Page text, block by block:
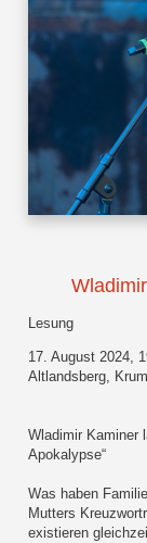
Lesung
17. August 2024,
Altlandsberg,
Wladimir Kaminer
Apokalypse“
Was haben
Mutters
existieren